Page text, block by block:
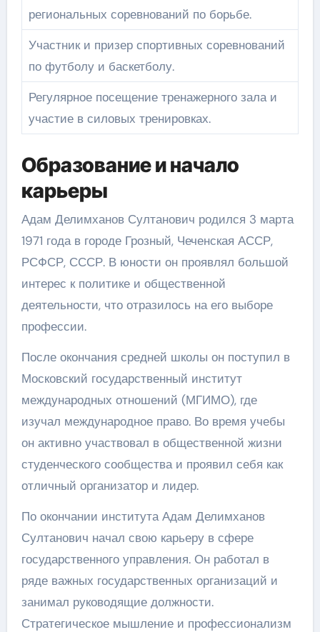
региональных соревнований по борьбе.
Участник и призер спортивных соревнований
по футболу и баскетболу.
Регулярное посещение тренажерного зала и
участие в силовых тренировках.
Образование и начало
карьеры
Адам Делимханов Султанович родился 3 марта
1971 года в городе Грозный, Чеченская АССР,
РСФСР, СССР. В юности он проявлял большой
интерес к политике и общественной
деятельности, что отразилось на его выборе
профессии.
После окончания средней школы он поступил в
Московский государственный институт
международных отношений (МГИМО), где
изучал международное право. Во время учебы
он активно участвовал в общественной жизни
студенческого сообщества и проявил себя как
отличный организатор и лидер.
По окончании института Адам Делимханов
Султанович начал свою карьеру в сфере
государственного управления. Он работал в
ряде важных государственных организаций и
занимал руководящие должности.
Стратегическое мышление и профессионализм